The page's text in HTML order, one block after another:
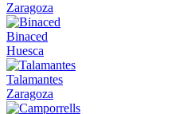
Zaragoza
Binaced
Huesca
Talamantes
Zaragoza